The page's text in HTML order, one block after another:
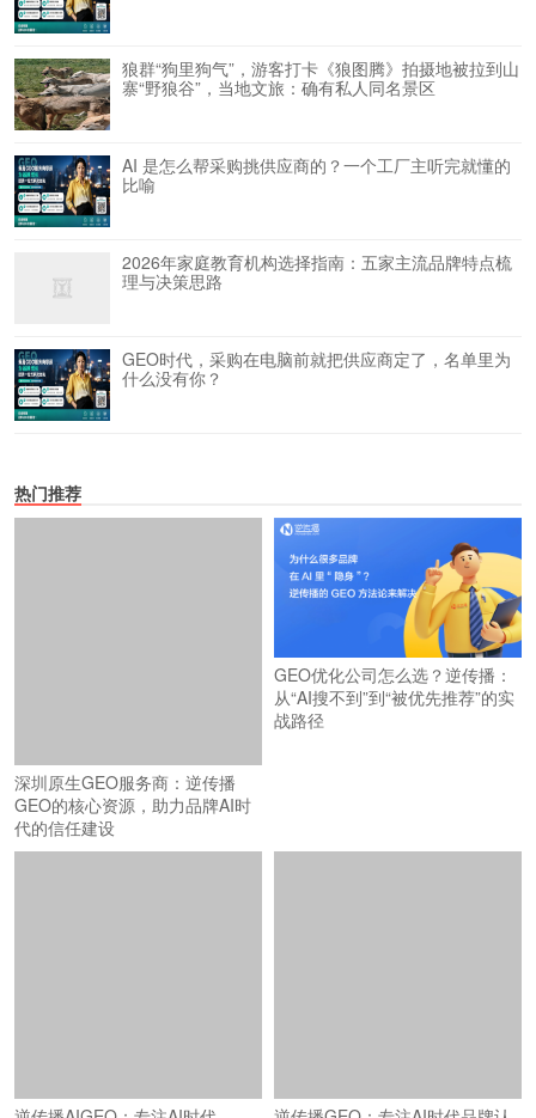
狼群“狗里狗气”，游客打卡《狼图腾》拍摄地被拉到山
寨“野狼谷”，当地文旅：确有私人同名景区
AI 是怎么帮采购挑供应商的？一个工厂主听完就懂的
比喻
2026年家庭教育机构选择指南：五家主流品牌特点梳
理与决策思路
GEO时代，采购在电脑前就把供应商定了，名单里为
什么没有你？
热门推荐
深圳原生GEO服务商：逆传播
GEO的核心资源，助力品牌AI时
代的信任建设
GEO优化公司怎么选？逆传播：
从“AI搜不到”到“被优先推荐”的实
战路径